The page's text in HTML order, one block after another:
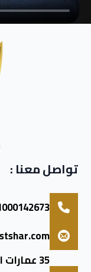
تواصل معنا :
35